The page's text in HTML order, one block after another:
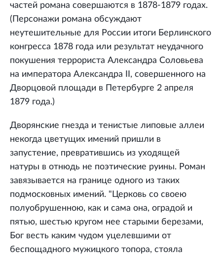
частей романа совершаются в 1878-1879 годах.
(Персонажи романа обсуждают
неутешительные для России итоги Берлинского
конгресса 1878 года или результат неудачного
покушения террориста Александра Соловьева
на императора Александра II, совершенного на
Дворцовой площади в Петербурге 2 апреля
1879 года.)
Дворянские гнезда и тенистые липовые аллеи
некогда цветущих имений пришли в
запустение, превратившись из уходящей
натуры в отнюдь не поэтические руины. Роман
завязывается на границе одного из таких
подмосковных имений. "Церковь со своею
полуобрушенною, как и сама она, оградой и
пятью, шестью кругом нее старыми березами,
Бог весть каким чудом уцелевшими от
беспощадного мужицкого топора, стояла